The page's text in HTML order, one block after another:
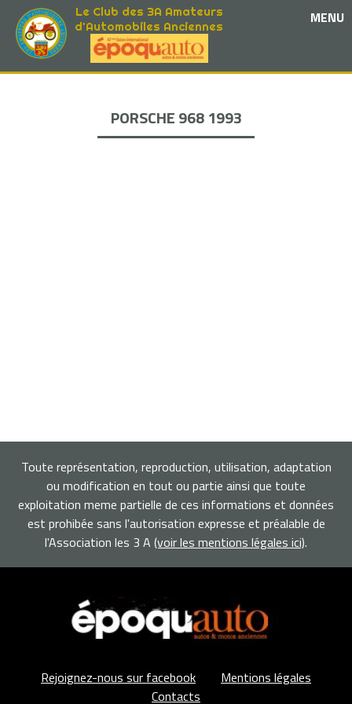
MENU
Le Club des 3A Amateurs
d'Automobiles Anciennes
PORSCHE 968 1993
Toute représentation, reproduction, utilisation, adaptation
ou modification en tout ou partie ainsi que toute
exploitation meme partielle de ces informations et données
est prohibée sans l'autorisation expresse et préalable de
l'Association les 3 A (voir les mentions légales ici).
Rejoignez-nous sur facebook
Mentions légales
Contacts